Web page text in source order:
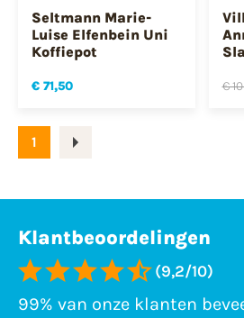
Seltmann Marie-
Luise Elfenbein Uni
Koffiepot
€ 71,50 €
1
Klantbeoordelingen
(9,2/10)
99% van onze klanten